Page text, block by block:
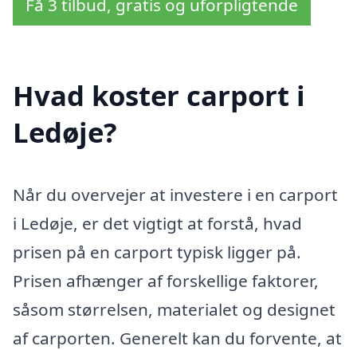
Få 3 tilbud, gratis og uforpligtende
Hvad koster carport i
Ledøje?
Når du overvejer at investere i en carport
i Ledøje, er det vigtigt at forstå, hvad
prisen på en carport typisk ligger på.
Prisen afhænger af forskellige faktorer,
såsom størrelsen, materialet og designet
af carporten. Generelt kan du forvente, at